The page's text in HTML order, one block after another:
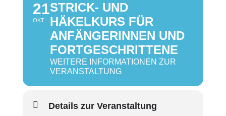
21
OKT
STRICK- UND
HÄKELKURS FÜR
ANFÄNGERINNEN UND
FORTGESCHRITTENE
WEITERE INFORMATIONEN ZUR
VERANSTALTUNG
Details zur Veranstaltung